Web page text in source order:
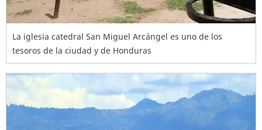
La iglesia catedral San Miguel Arcángel es uno de los
tesoros de la ciudad y de Honduras